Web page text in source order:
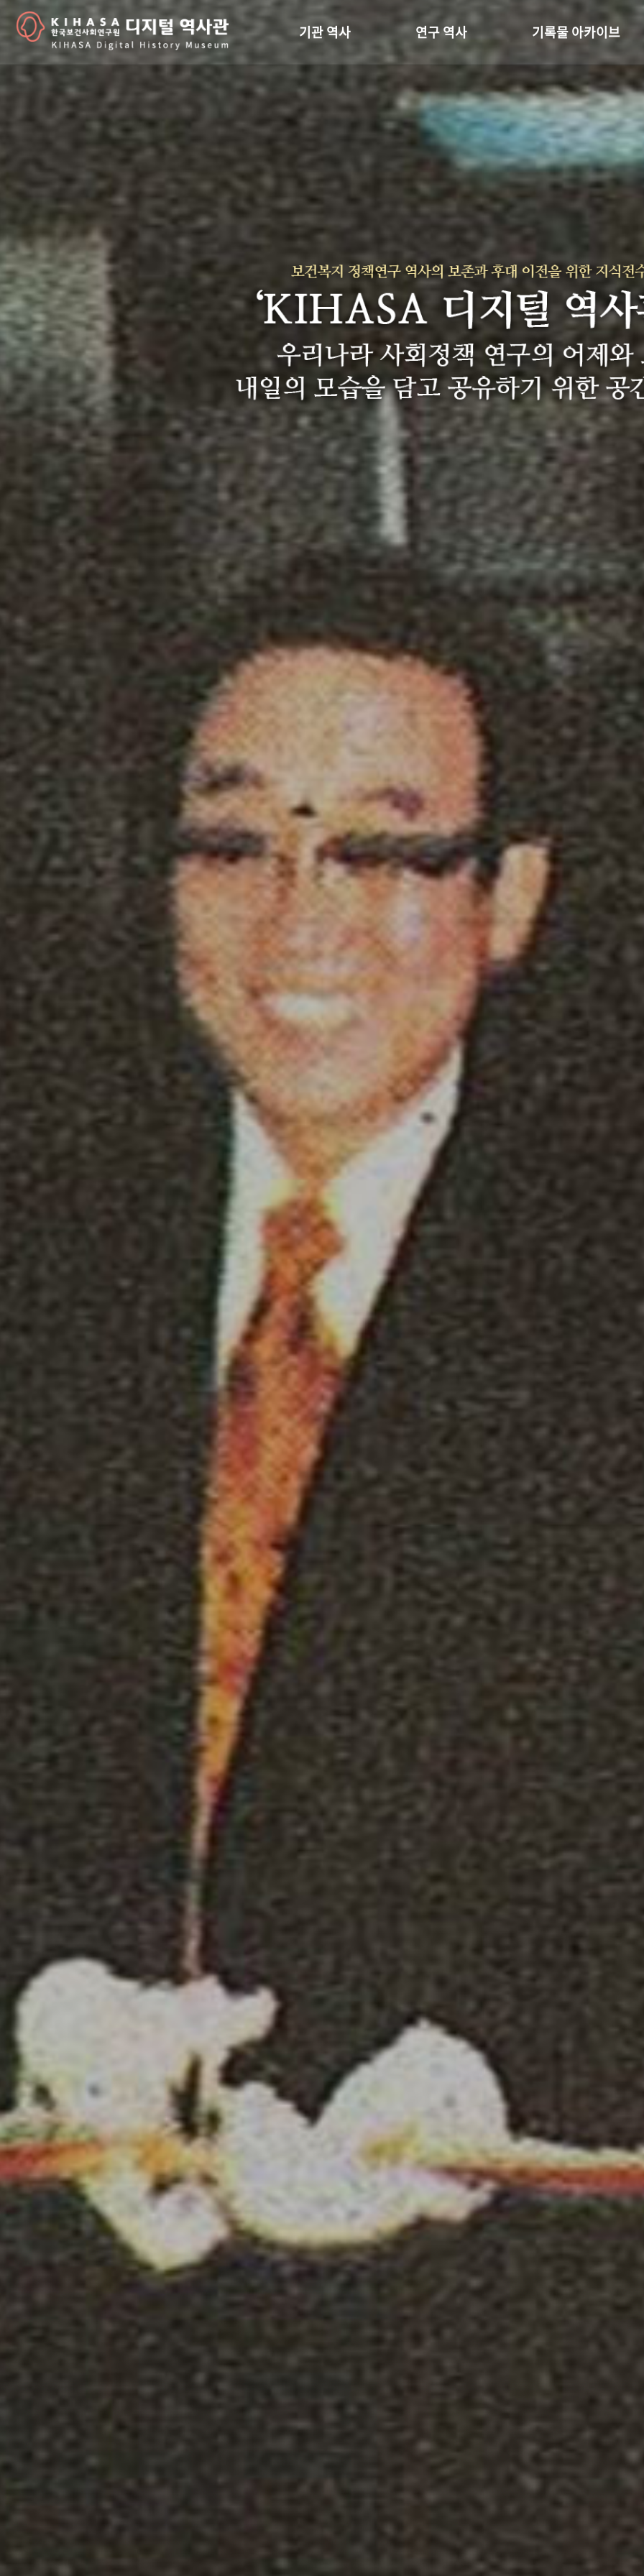
기관 역사
걸어온 길
기관 변천사
연구원 사람들
연구 역사
정책과 연구
키워드로 보는 연구 역사
연구자들
간행물 변천사
기록물 아카이브
사진 아카이브
문서 기록물
행정박물
영상 기록물